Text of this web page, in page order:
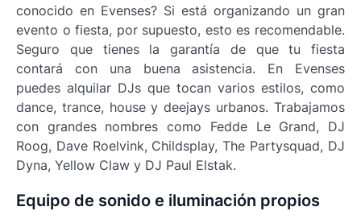
conocido en Evenses? Si está organizando un gran
evento o fiesta, por supuesto, esto es recomendable.
Seguro que tienes la garantía de que tu fiesta
contará con una buena asistencia. En Evenses
puedes alquilar DJs que tocan varios estilos, como
dance, trance, house y deejays urbanos. Trabajamos
con grandes nombres como Fedde Le Grand, DJ
Roog, Dave Roelvink, Childsplay, The Partysquad, DJ
Dyna, Yellow Claw y DJ Paul Elstak.
Equipo de sonido e iluminación propios